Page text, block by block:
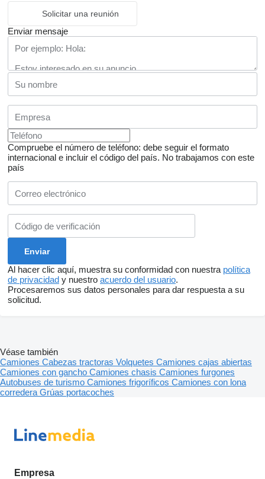
Solicitar una reunión
Enviar mensaje
Compruebe el número de teléfono: debe seguir el formato
internacional e incluir el código del país. No trabajamos con este
país
Al hacer clic aquí, muestra su conformidad con nuestra política
de privacidad y nuestro acuerdo del usuario.
Procesaremos sus datos personales para dar respuesta a su
solicitud.
Véase también
Camiones Cabezas tractoras Volquetes Camiones cajas abiertas
Camiones con gancho Camiones chasis Camiones furgones
Autobuses de turismo Camiones frigoríficos Camiones con lona
corredera Grúas portacoches
Empresa